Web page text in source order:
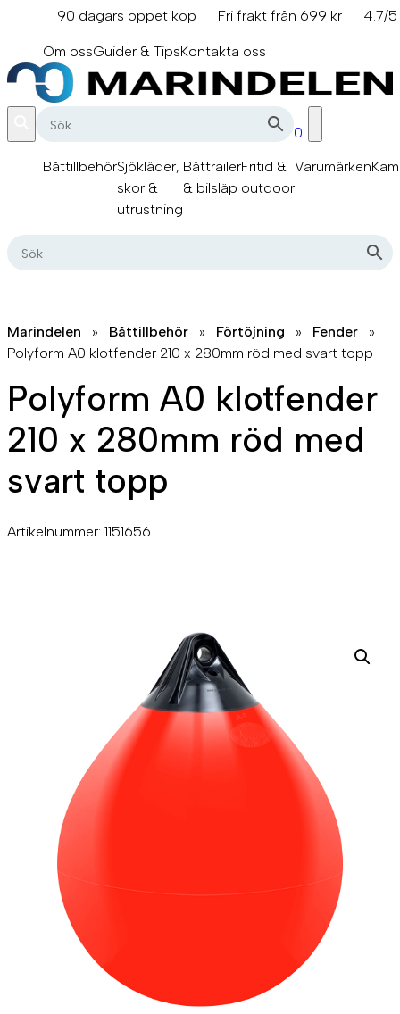
innehåll
90 dagars öppet köp Fri frakt från 699 kr
4.7/
Om ossGuider & TipsKontakta oss
0
BåttillbehörSjökläder,
skor &
utrustning
Båttrailer
& bilsläp
Fritid &
outdoor
Varumärken
Marindelen » Båttillbehör » Förtöjning » Fender
»
Polyform A0 klotfender 210 x 280mm röd med svart topp
Polyform A0 klotfender
210 x 280mm röd med
svart topp
Artikelnummer: 1151656